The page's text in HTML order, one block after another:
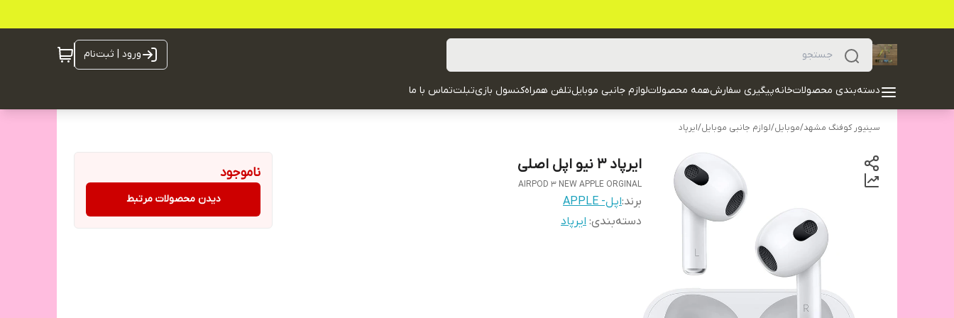
ورود | ثبت‌نام
دسته‌بندی محصولاتخانهپیگیری سفارشهمه محصولاتلوازم جانبی موبایلتلفن همراهکنسول بازیتبلتتماس با ما
سینیور کوفنگ مشهد/موبایل/لوازم جانبی موبایل/ایرپاد
ایرپاد 3 نیو اپل اصلی
AIRPOD 3 NEW APPLE ORGINAL
برند:اپل- APPLE
دسته‌بندی: ایرپاد
ناموجود
دیدن محصولات مرتبط